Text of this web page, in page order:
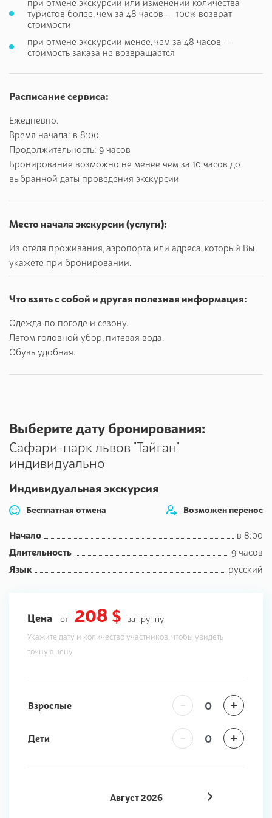
Каралезская долина. Обзорно: сфинксы, гора Крокодил.
у подножья пещерного
города Мангуп- Кале. Прогулка 40 мин.
при отмене экскурсии или изменении количества
туристов более, чем за 48 часов — 100% возврат
стоимости
при отмене экскурсии менее, чем за 48 часов —
стоимость заказа не возвращается
Расписание сервиса:
Ежедневно.
Время начала: в 8:00.
Продолжительность: 9 часов
Бронирование возможно не менее чем за 10 часов до
выбранной даты проведения экскурсии
Место начала экскурсии (услуги):
Из отеля проживания, аэропорта или адреса, который Вы
укажете при бронировании.
Что взять с собой и другая полезная информация:
Одежда по погоде и сезону.
Летом головной убор, питевая вода.
Обувь удобная.
Выберите дату бронирования:
Сафари-парк львов "Тайган"
индивидуально
Индивидуальная экскурсия
Бесплатная отмена Возможен перенос
Начало
в 8:00
Длительность
9 часов
Язык
русский
Цена от 208 $ за группу
Укажите дату и количество участников, чтобы увидеть
точную цену
Взрослые - +
Дети - +
Август2026